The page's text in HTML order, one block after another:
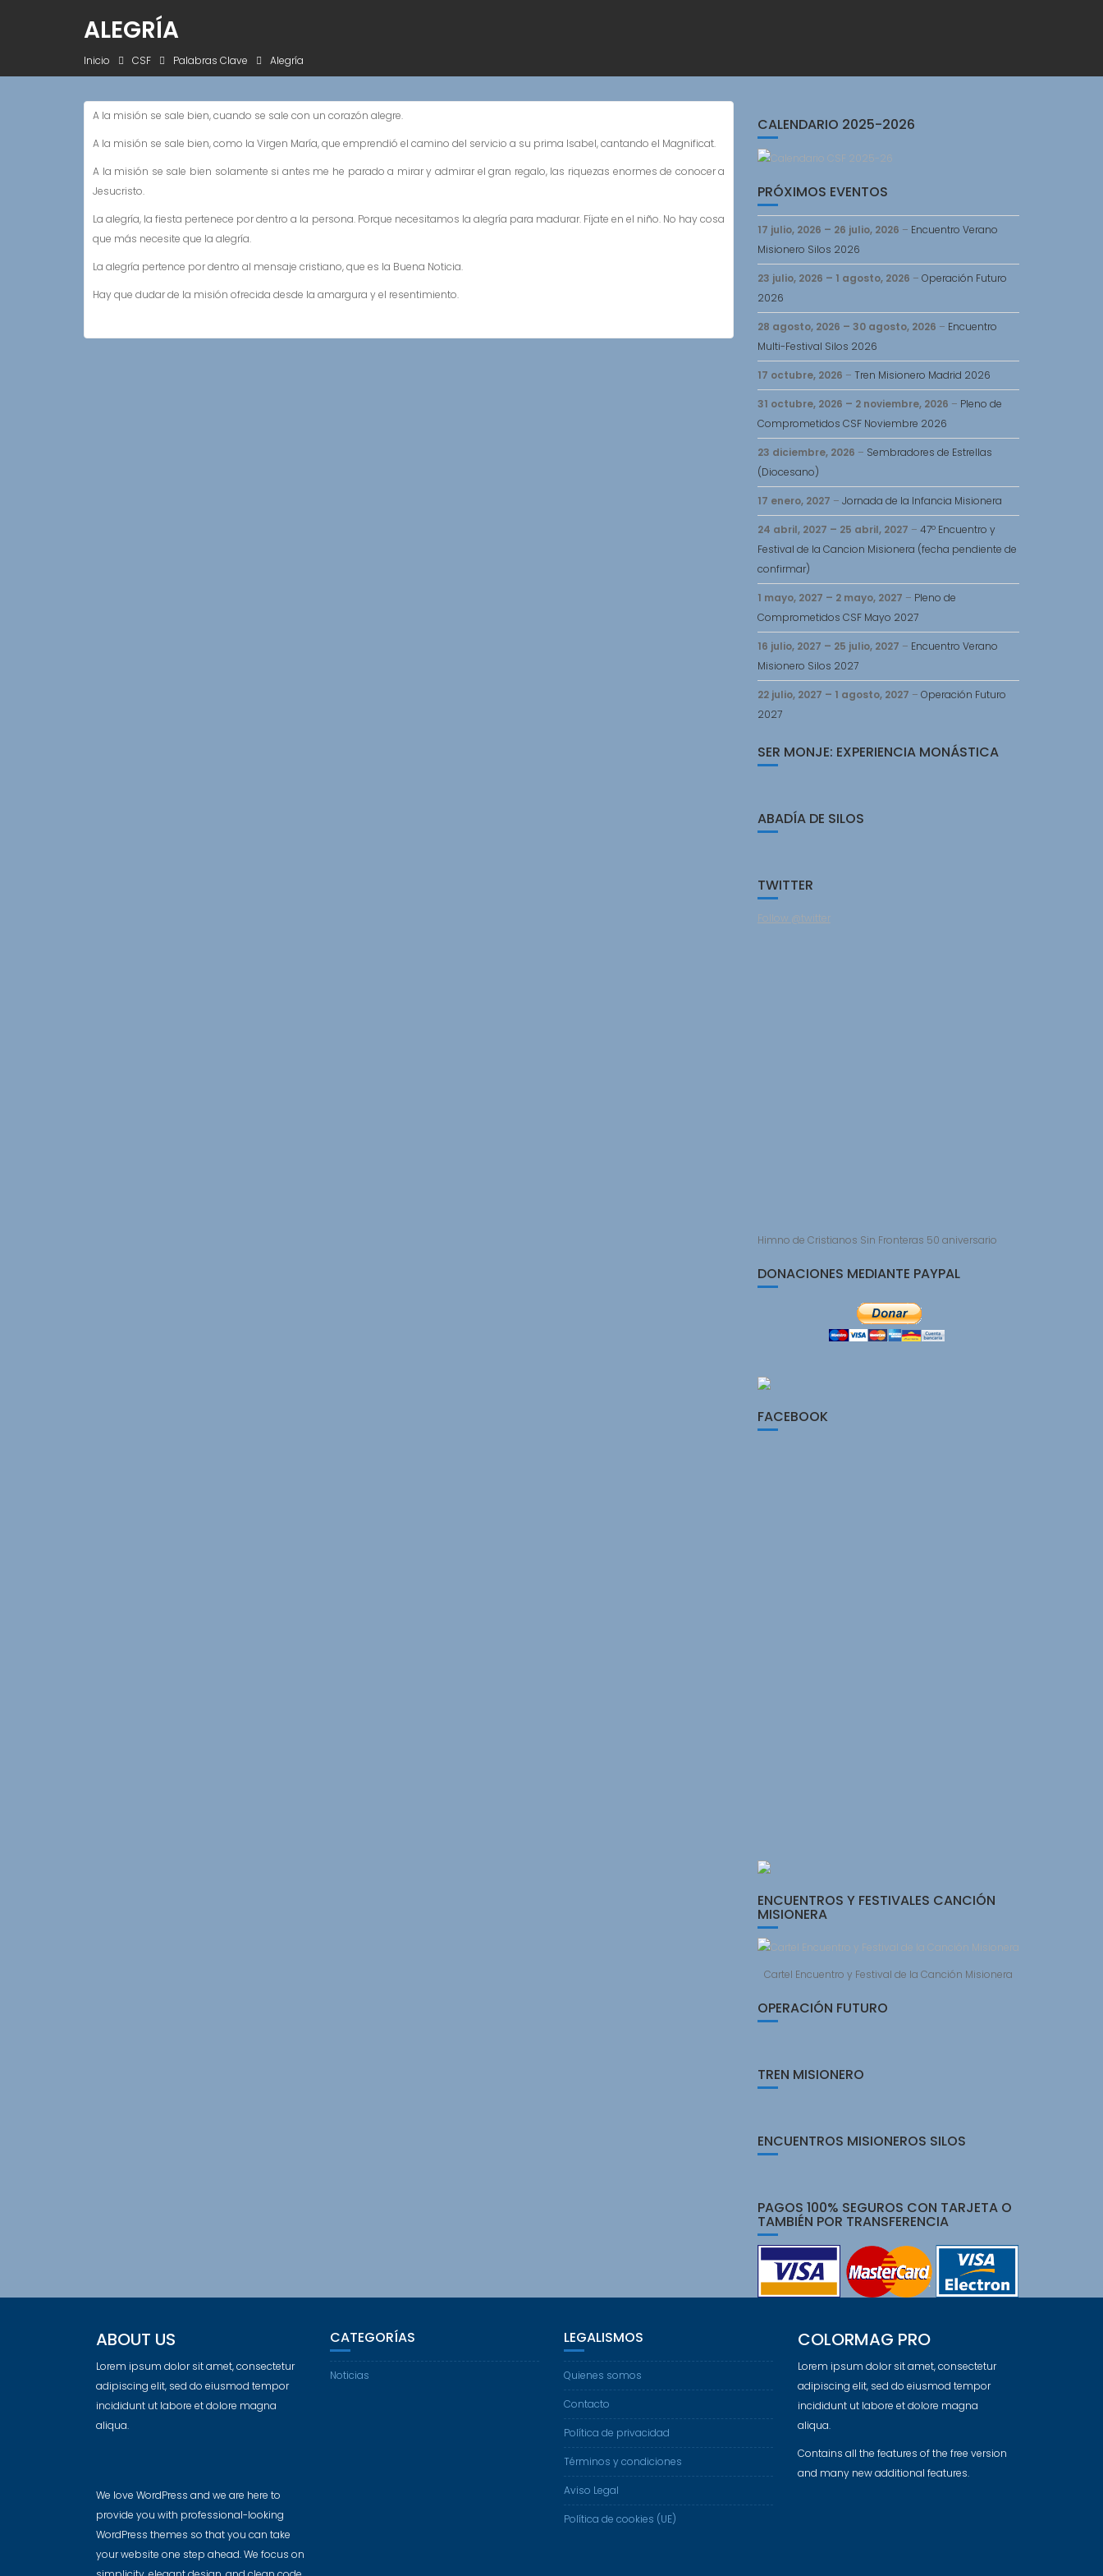
ALEGRÍA
Inicio CSF Palabras Clave Alegría
A la misión se sale bien, cuando se sale con un corazón alegre.
A la misión se sale bien, como la Virgen María, que emprendió el camino del servicio a su prima Isabel, cantando el Magnificat.
A la misión se sale bien solamente si antes me he parado a mirar y admirar el gran regalo, las riquezas enormes de conocer a
Jesucristo.
La alegría, la fiesta pertenece por dentro a la persona. Porque necesitamos la alegría para madurar. Fíjate en el niño. No hay cosa
que más necesite que la alegría.
La alegría pertence por dentro al mensaje cristiano, que es la Buena Noticia.
Hay que dudar de la misión ofrecida desde la amargura y el resentimiento.
CALENDARIO 2025-2026
PRÓXIMOS EVENTOS
17 julio, 2026 – 26 julio, 2026 – Encuentro Verano
Misionero Silos 2026
23 julio, 2026 – 1 agosto, 2026 – Operación Futuro
2026
28 agosto, 2026 – 30 agosto, 2026 – Encuentro
Multi-Festival Silos 2026
17 octubre, 2026 – Tren Misionero Madrid 2026
31 octubre, 2026 – 2 noviembre, 2026 – Pleno de
Comprometidos CSF Noviembre 2026
23 diciembre, 2026 – Sembradores de Estrellas
(Diocesano)
17 enero, 2027 – Jornada de la Infancia Misionera
24 abril, 2027 – 25 abril, 2027 – 47º Encuentro y
Festival de la Cancion Misionera (fecha pendiente de
confirmar)
1 mayo, 2027 – 2 mayo, 2027 – Pleno de
Comprometidos CSF Mayo 2027
16 julio, 2027 – 25 julio, 2027 – Encuentro Verano
Misionero Silos 2027
22 julio, 2027 – 1 agosto, 2027 – Operación Futuro
2027
SER MONJE: EXPERIENCIA MONÁSTICA
ABADÍA DE SILOS
TWITTER
Follow @twitter
Himno de Cristianos Sin Fronteras 50 aniversario
DONACIONES MEDIANTE PAYPAL
FACEBOOK
ENCUENTROS Y FESTIVALES CANCIÓN
MISIONERA
Cartel Encuentro y Festival de la Canción Misionera
OPERACIÓN FUTURO
TREN MISIONERO
ENCUENTROS MISIONEROS SILOS
PAGOS 100% SEGUROS CON TARJETA O
TAMBIÉN POR TRANSFERENCIA
ABOUT US
Lorem ipsum dolor sit amet, consectetur
adipiscing elit, sed do eiusmod tempor
incididunt ut labore et dolore magna
aliqua.
We love WordPress and we are here to
provide you with professional-looking
WordPress themes so that you can take
your website one step ahead. We focus on
CATEGORÍAS
Noticias
LEGALISMOS
Quienes somos
Contacto
Política de privacidad
Términos y condiciones
Aviso Legal
Política de cookies (UE)
COLORMAG PRO
Lorem ipsum dolor sit amet, consectetur
adipiscing elit, sed do eiusmod tempor
incididunt ut labore et dolore magna
aliqua.
Contains all the features of the free version
and many new additional features.